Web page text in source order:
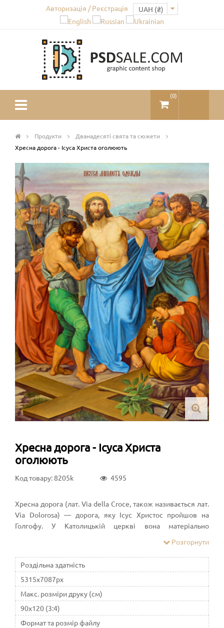
Авторизація / Реєстрація
(0)
Продукти
Дванадесяті свята та сюжети
Хресна дорога - Ісуса Христа оголюють
Хресна дорога - Ісуса Христа
оголюють
Код товару: 8205k 4595
Хресна дорога (лат. Via della Croce, також називається лат.
Via Dolorosa) — дорога, яку Ісус Христос пройшов на
Голгофу. У Католицькій церкві вона матеріально
переносному значенні: «Хресна дорога» — дорога
страждань, життя, повне стійко перенесених лих. Часто
можна почути вислів: «Кожний свій хрест несе» —
натякаючи на той важкий хрест, що його ніс Христос на
Голгофу.
Розгорнути
Роздільна здатність
5315x7087px
Макс. розміри друку (см)
90x120 (3:4)
Формат та розмір файлу